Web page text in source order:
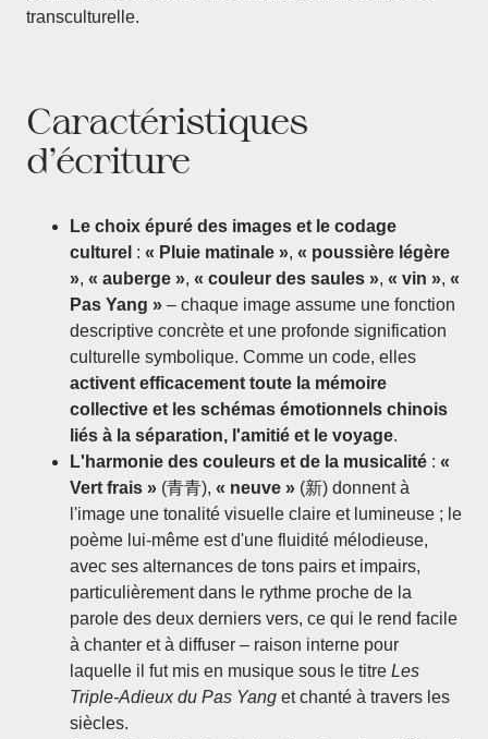
transculturelle.
Caractéristiques
d'écriture
Le choix épuré des images et le codage
culturel : « Pluie matinale », « poussière légère
», « auberge », « couleur des saules », « vin », «
Pas Yang » – chaque image assume une fonction
descriptive concrète et une profonde signification
culturelle symbolique. Comme un code, elles
activent efficacement toute la mémoire
collective et les schémas émotionnels chinois
liés à la séparation, l'amitié et le voyage.
L'harmonie des couleurs et de la musicalité : «
Vert frais » (青青), « neuve » (新) donnent à
l'image une tonalité visuelle claire et lumineuse ; le
poème lui-même est d'une fluidité mélodieuse,
avec ses alternances de tons pairs et impairs,
particulièrement dans le rythme proche de la
parole des deux derniers vers, ce qui le rend facile
à chanter et à diffuser – raison interne pour
laquelle il fut mis en musique sous le titre Les
Triple-Adieux du Pas Yang et chanté à travers les
siècles.